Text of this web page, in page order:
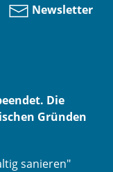
Newsletter
Die
Gründen
sanieren"